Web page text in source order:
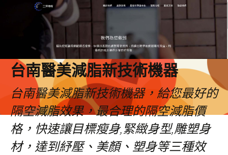
台南醫美減脂新技術機器
台南醫美減脂新技術機器，給您最好的
隔空減脂效果，最合理的隔空減脂價
格，快速讓目標瘦身,緊緻身型,雕塑身
材，達到紓壓、美顏、塑身等三種效